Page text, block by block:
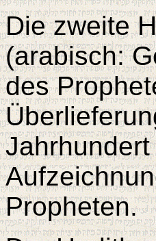
Die zweite
(arabisch:
des
Propheten.